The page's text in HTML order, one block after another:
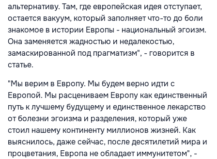
альтернативу. Там, где европейская идея отступает,
остается вакуум, который заполняет что-то до боли
знакомое в истории Европы - национальный эгоизм.
Она заменяется жадностью и недалекостью,
замаскированной под прагматизм", - говорится в
статье.
"Мы верим в Европу. Мы будем верно идти с
Европой. Мы расцениваем Европу как единственный
путь к лучшему будущему и единственное лекарство
от болезни эгоизма и разделения, который уже
стоил нашему континенту миллионов жизней. Как
выяснилось, даже сейчас, после десятилетий мира и
процветания, Европа не обладает иммунитетом", -